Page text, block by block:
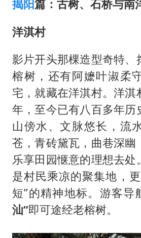
揭阳篇：古树、石桥与南
洋淇村
影片开头那棵造型奇特、
榕树，还有阿嬷叶淑柔
宅，就藏在洋淇村。洋淇
年，至今已有八百多年历
山傍水、文脉悠长，流
苍，青砖黛瓦，曲巷深幽
乐享田园惬意的理想去处
是村民乘凉的聚集地，
短”的精神地标。游客导
汕”即可途经老榕树。